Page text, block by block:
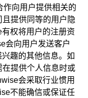
作向用户提供相关的
提供同等的用户隐
权将用户的注册资
会向用户发送客户
趣的其他信息。如
提供个人信息时或
会采取行业惯用
不能确信或保证任